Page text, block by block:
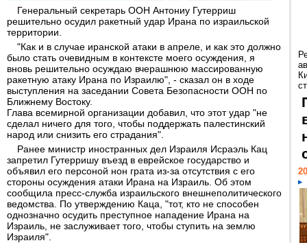
Генеральный секретарь ООН Антониу Гутерриш
решительно осудил ракетный удар Ирана по израильской
территории.
"Как и в случае иранской атаки в апреле, и как это должно
было стать очевидным в контексте моего осуждения, я
вновь решительно осуждаю вчерашнюю массированную
ракетную атаку Ирана по Израилю", - сказал он в ходе
выступления на заседании Совета Безопасности ООН по
Ближнему Востоку.
Глава всемирной организации добавил, что этот удар "не
сделал ничего для того, чтобы поддержать палестинский
народ или снизить его страдания".
Ранее министр иностранных дел Израиля Исраэль Кац
запретил Гутерришу въезд в еврейское государство и
объявил его персоной нон грата из-за отсутствия с его
стороны осуждения атаки Ирана на Израиль. Об этом
сообщила пресс-служба израильского внешнеполитического
ведомства. По утверждению Каца, "тот, кто не способен
однозначно осудить преступное нападение Ирана на
Израиль, не заслуживает того, чтобы ступить на землю
Израиля".